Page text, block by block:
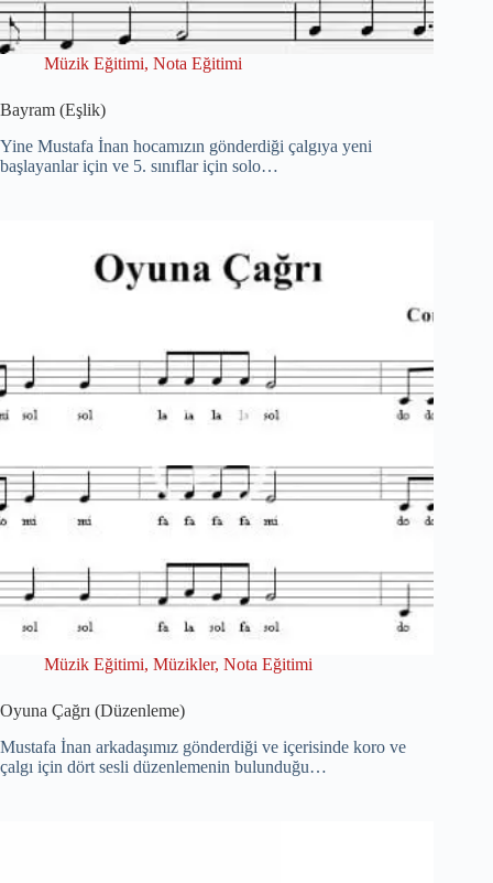
Müzik Eğitimi, Nota Eğitimi
Bayram (Eşlik)
Yine Mustafa İnan hocamızın gönderdiği çalgıya yeni
başlayanlar için ve 5. sınıflar için solo…
Müzik Eğitimi, Müzikler, Nota Eğitimi
Oyuna Çağrı (Düzenleme)
Mustafa İnan arkadaşımız gönderdiği ve içerisinde koro ve
çalgı için dört sesli düzenlemenin bulunduğu…